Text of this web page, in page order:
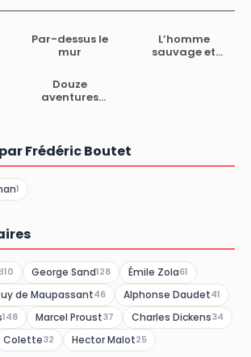
Par-dessus le
mur
L’homme
sauvage et
Douze
aventures
présent
Frédéric Boutet
1
110 George Sand128 Émile Zola61
de Maupassant46 Alphonse Daudet41
148 Marcel Proust37 Charles Dickens34
Colette32 Hector Malot25